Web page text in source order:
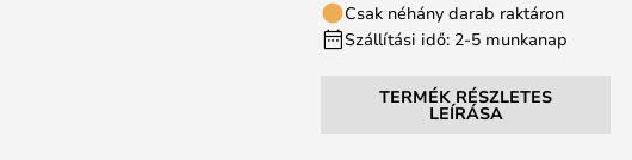
Csak néhány darab raktáron
Szállítási idő: 2-5 munkanap
TERMÉK RÉSZLETES
LEÍRÁSA